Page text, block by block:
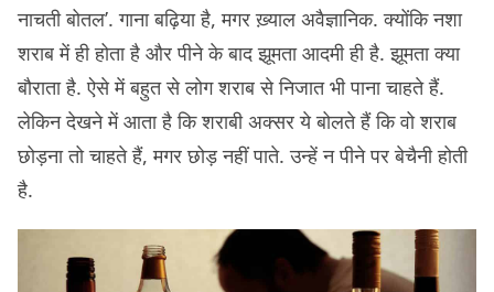
नाचती बोतल’. गाना बढ़िया है, मगर ख़्याल अवैज्ञानिक. क्योंकि नशा
शराब में ही होता है और पीने के बाद झूमता आदमी ही है. झूमता क्या
बौराता है. ऐसे में बहुत से लोग शराब से निजात भी पाना चाहते हैं.
लेकिन देखने में आता है कि शराबी अक्सर ये बोलते हैं कि वो शराब
छोड़ना तो चाहते हैं, मगर छोड़ नहीं पाते. उन्हें न पीने पर बेचैनी होती
है.